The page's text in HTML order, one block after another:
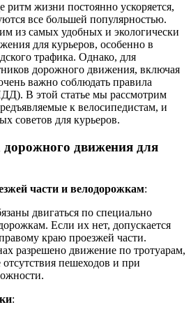
ритм жизни постоянно ускоряется,
все большей популярностью.
из самых удобных и экологически
для курьеров, особенно в
трафика. Однако, для
дорожного движения, включая
важно соблюдать правила
В этой статье мы рассмотрим
к велосипедистам, и
советов для курьеров.
движения для
части и велодорожкам:
двигаться по специально
Если их нет, допускается
краю проезжей части.
разрешено движение по тротуарам,
отсутствия пешеходов и при
: